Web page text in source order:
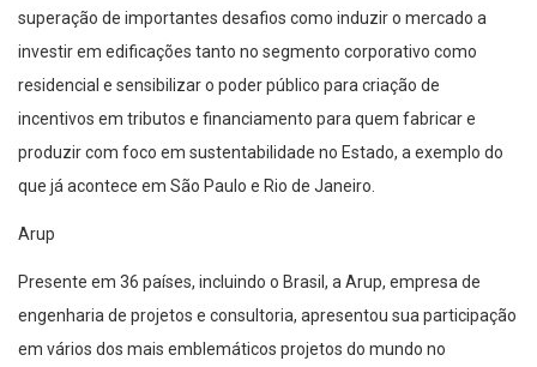
superação de importantes desafios como induzir o mercado a
investir em edificações tanto no segmento corporativo como
residencial e sensibilizar o poder público para criação de
incentivos em tributos e financiamento para quem fabricar e
produzir com foco em sustentabilidade no Estado, a exemplo do
que já acontece em São Paulo e Rio de Janeiro.
Arup
Presente em 36 países, incluindo o Brasil, a Arup, empresa de
engenharia de projetos e consultoria, apresentou sua participação
em vários dos mais emblemáticos projetos do mundo no